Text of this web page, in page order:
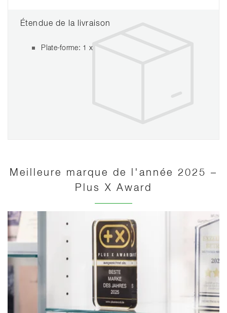
Étendue de la livraison
Plate-forme: 1 x
Meilleure marque de l'année 2025 –
Plus X Award